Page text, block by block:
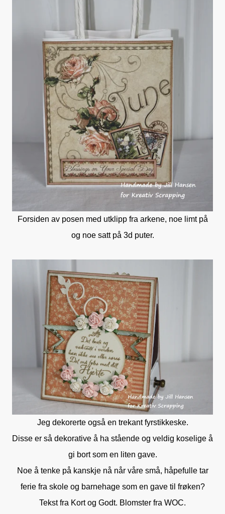
Forsiden av posen med utklipp fra arkene, noe limt på
og noe satt på 3d puter.
Jeg dekorerte også en trekant fyrstikkeske.
Disse er så dekorative å ha stående og veldig koselige å
gi bort som en liten gave.
Noe å tenke på kanskje nå når våre små, håpefulle tar
ferie fra skole og barnehage som en gave til frøken?
Tekst fra Kort og Godt. Blomster fra WOC.